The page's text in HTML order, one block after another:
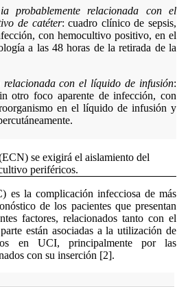
probablemente relacionada con el
de catéter: cuadro clínico de sepsis,
con hemocultivo positivo, en el
a las 48 horas de la retirada de la
relacionada con el líquido de infusión:
otro foco aparente de infección, con
en el líquido de infusión y
se exigirá el aislamiento del
periféricos.
es la complicación infecciosa de más
de los pacientes que presentan
factores, relacionados tanto con el
están asociadas a la utilización de
en UCI, principalmente por las
con su inserción [2].